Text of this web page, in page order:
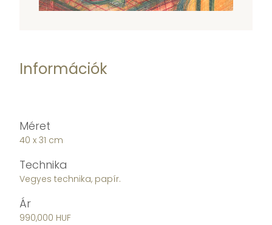
Információk
Méret
40 x 31 cm
Technika
Vegyes technika, papír.
Ár
990,000 HUF